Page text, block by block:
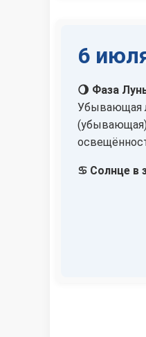
6
🌖 Фаза
Убывающая
♋ Солнце в